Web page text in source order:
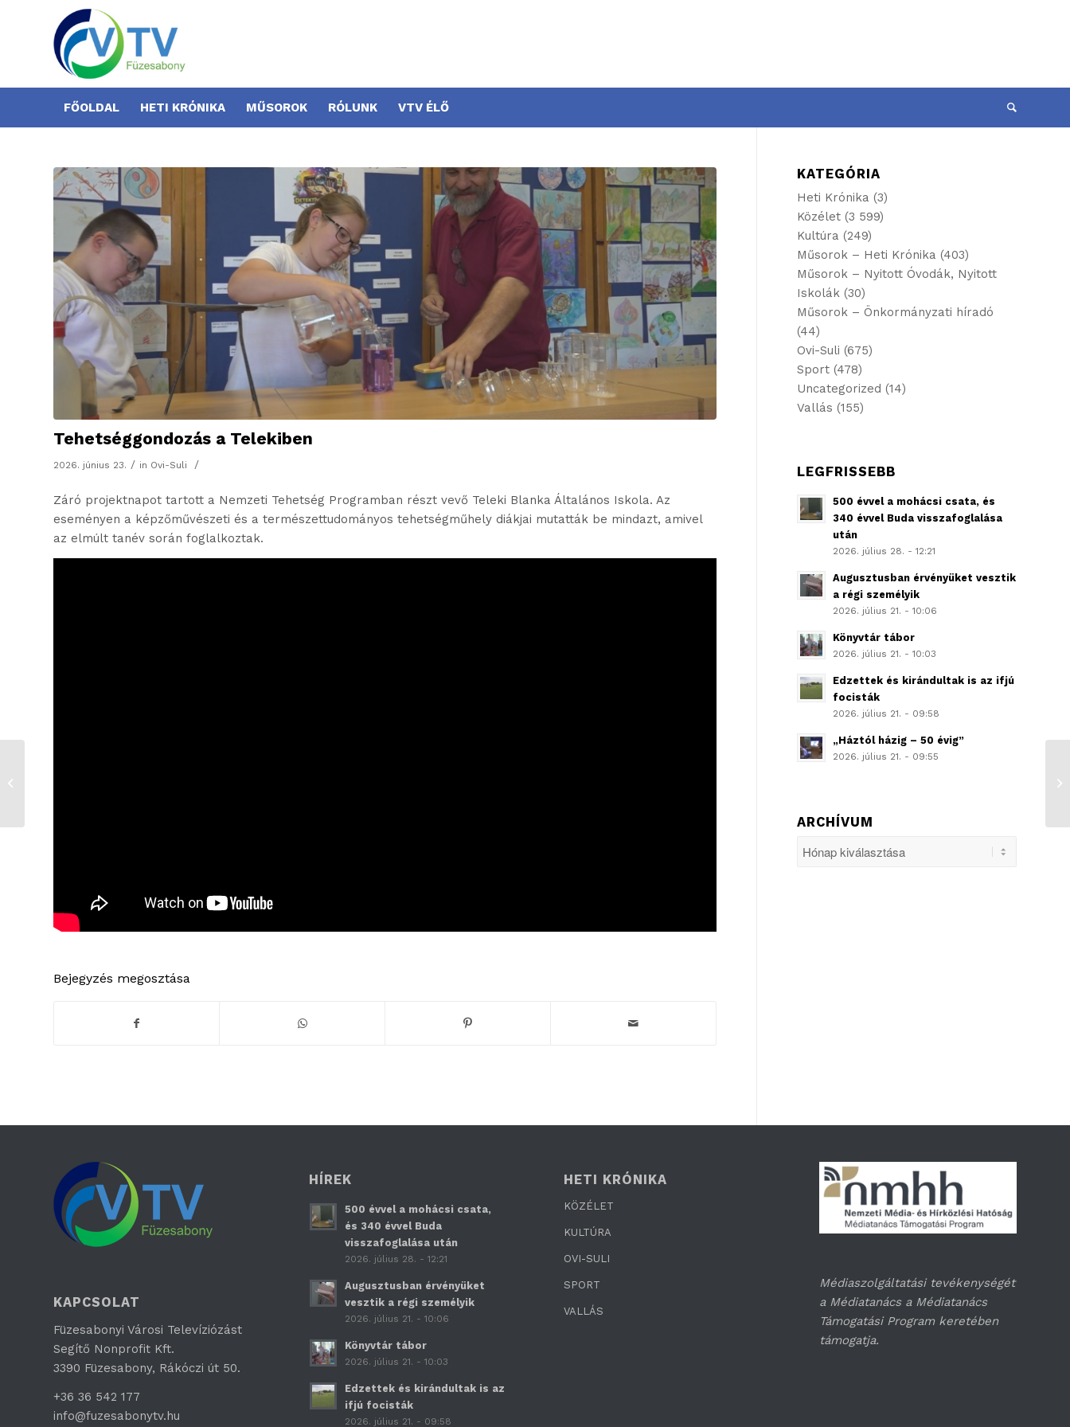
FŐOLDAL HETI KRÓNIKA MŰSOROK RÓLUNK VTV ÉLŐ
Tehetséggondozás a Telekiben
2026. június 23. / in Ovi-Suli /
Záró projektnapot tartott a Nemzeti Tehetség Programban részt vevő Teleki Blanka Általános Iskola. Az
eseményen a képzőművészeti és a természettudományos tehetségműhely diákjai mutatták be mindazt, amivel
az elmúlt tanév során foglalkoztak.
Bejegyzés megosztása
KATEGÓRIA
Heti Krónika (3)
Közélet (3 599)
Kultúra (249)
Műsorok – Heti Krónika (403)
Műsorok – Nyitott Óvodák, Nyitott
Iskolák (30)
Műsorok – Önkormányzati híradó
(44)
Ovi-Suli (675)
Sport (478)
Uncategorized (14)
Vallás (155)
LEGFRISSEBB
500 évvel a mohácsi csata, és
340 évvel Buda visszafoglalása
után
2026. július 28. - 12:21
Augusztusban érvényüket vesztik
a régi személyik
2026. július 21. - 10:06
Könyvtár tábor
2026. július 21. - 10:03
Edzettek és kirándultak is az ifjú
focisták
2026. július 21. - 09:58
„Háztól házig – 50 évig”
2026. július 21. - 09:55
ARCHÍVUM
KAPCSOLAT
Füzesabonyi Városi Televíziózást
Segítő Nonprofit Kft.
3390 Füzesabony, Rákóczi út 50.
+36 36 542 177
info@fuzesabonytv.hu
HÍREK
500 évvel a mohácsi csata,
és 340 évvel Buda
visszafoglalása után
2026. július 28. - 12:21
Augusztusban érvényüket
vesztik a régi személyik
2026. július 21. - 10:06
Könyvtár tábor
2026. július 21. - 10:03
Edzettek és kirándultak is az
ifjú focisták
2026. július 21. - 09:58
HETI KRÓNIKA
KÖZÉLET
KULTÚRA
OVI-SULI
SPORT
VALLÁS
Médiaszolgáltatási tevékenységét
a Médiatanács a Médiatanács
Támogatási Program keretében
támogatja.